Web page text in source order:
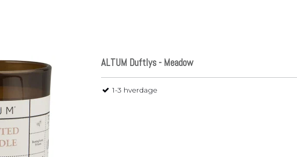
ALTUM Duftlys - Meadow
1-3 hverdage